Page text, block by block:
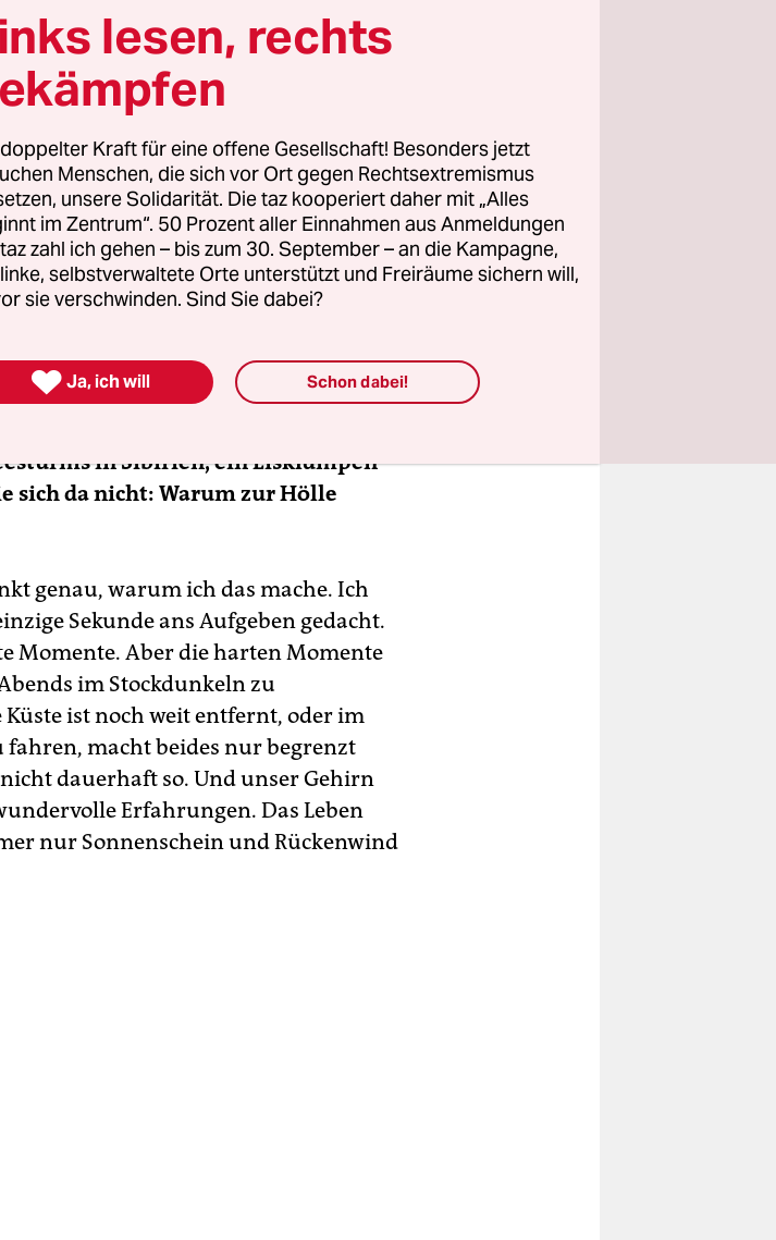
mir extrem anspruchsvolle Ziele zu
Ich wusste: Ich will einmal um die
Verhältnis zu den Ironman-
besteht aus 3,8 Kilometer
und 42,195 Kilometer Laufen.
habe, entspricht in etwa der 120-
Aber weder Rekorde noch
sondern der Weg. Mit allen Höhen
Rekordtrip geschrieben. Auf einem
in Sibirien, ein Eisklumpen
sich da nicht: Warum zur Hölle
genau, warum ich das mache. Ich
Sekunde ans Aufgeben gedacht.
Momente. Aber die harten Momente
im Stockdunkeln zu
ist noch weit entfernt, oder im
fahren, macht beides nur begrenzt
dauerhaft so. Und unser Gehirn
Erfahrungen. Das Leben
nur Sonnenschein und Rückenwind
lesen, rechts
Kraft für eine offene Gesellschaft! Besonders jetzt
Menschen, die sich vor Ort gegen Rechtsextremismus
unsere Solidarität. Die taz kooperiert daher mit „Alles
im Zentrum“. 50 Prozent aller Einnahmen aus Anmeldungen
zahl ich gehen – bis zum 30. September – an die Kampagne,
selbstverwaltete Orte unterstützt und Freiräume sichern will,
sie verschwinden. Sind Sie dabei?
 Ja, ich will Schon dabei!